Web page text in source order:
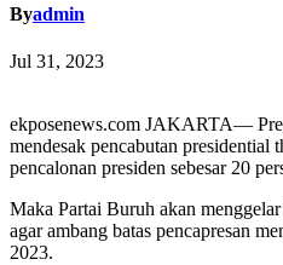
Byadmin
Jul 31, 2023
ekposenews.com JAKARTA—
mendesak pencabutan presidential
pencalonan presiden sebesar 20
Maka Partai Buruh akan
agar ambang batas pencapresan
2023.